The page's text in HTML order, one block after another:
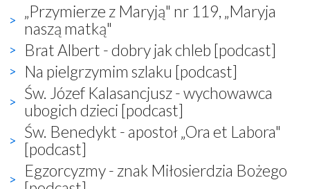
„Przymierze z Maryją" nr 119, „Maryja
naszą matką"
Brat Albert - dobry jak chleb [podcast]
Na pielgrzymim szlaku [podcast]
Św. Józef Kalasancjusz - wychowawca
ubogich dzieci [podcast]
Św. Benedykt - apostoł „Ora et Labora"
[podcast]
Egzorcyzmy - znak Miłosierdzia Bożego